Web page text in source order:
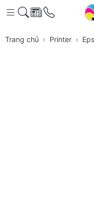
Trang chủ Printer